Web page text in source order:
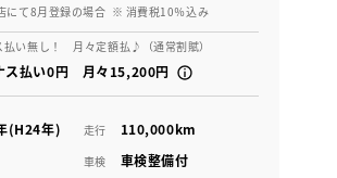
にて8月登録の場合 ※ 消費税10％込み
払い無し！ 月々定額払♪（通常割賦）
ス払い0円 月々15,200円
(H24年) 走行 110,000km
車検 車検整備付